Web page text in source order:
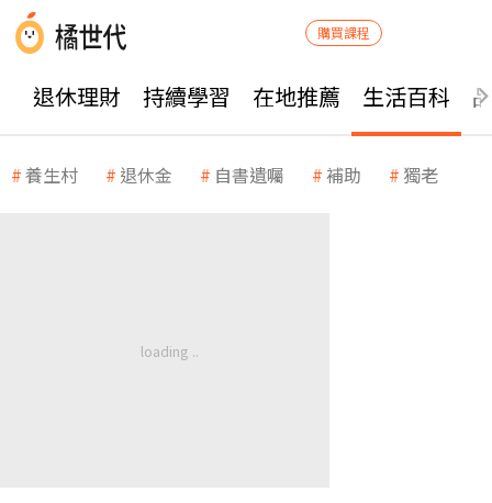
購買課程
退休理財 持續學習 在地推薦 生活百科
養生村 退休金 自書遺囑 補助 獨老